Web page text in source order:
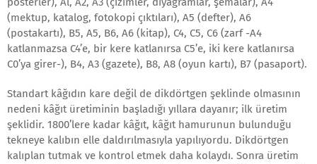
(mektup, katalog, fotokopi çıktıları), A5 (defter), A6
(postakartı), B5, A5, B6, A6 (kitap), C4, C5, C6 (zarf -A4
katlanmazsa C4’e, bir kere katlanırsa C5’e, iki kere katlanırsa
C0’ya girer-), B4, A3 (gazete), B8, A8 (oyun kartı), B7 (pasaport).
Standart kâğıdın kare değil de dikdörtgen şeklinde olmasının
nedeni kâğıt üretiminin başladığı yıllara dayanır; ilk üretim
şeklidir. 1800’lere kadar kâğıt, kâğıt hamurunun bulunduğu
tekneye kalıbın elle daldırılmasıyla yapılıyordu. Dikdörtgen
kalıplan tutmak ve kontrol etmek daha kolaydı. Sonra üretim